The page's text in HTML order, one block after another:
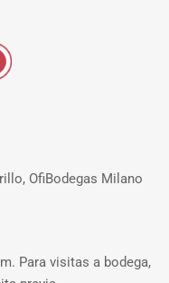
OfiBodegas Milano
Para visitas a bodega,